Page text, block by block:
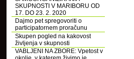
SKUPNOSTI V MARIBORU OD
17. DO 23. 2. 2020
Dajmo pet spregovoriti o
participatornem proračunu
Skupen pogled na kakovost
življenja v skupnosti
VABLJENI NA ZBORE: Vpetost v